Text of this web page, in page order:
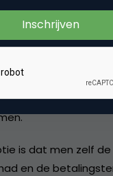
die te betalen.
eind mei, het is nu
14 dagen er 5
dus de conclusie af
die men beloofd
is dat men zelf
en de